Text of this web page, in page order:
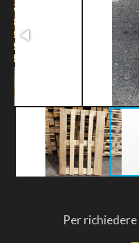
Per